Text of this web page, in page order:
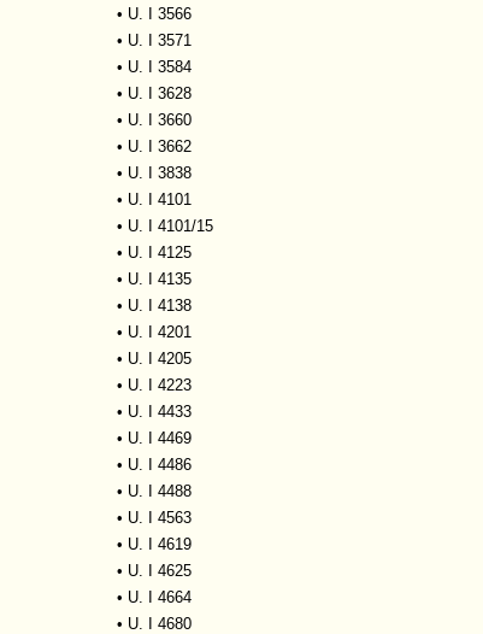
• U. I 3566
• U. I 3571
• U. I 3584
• U. I 3628
• U. I 3660
• U. I 3662
• U. I 3838
• U. I 4101
• U. I 4101/15
• U. I 4125
• U. I 4135
• U. I 4138
• U. I 4201
• U. I 4205
• U. I 4223
• U. I 4433
• U. I 4469
• U. I 4486
• U. I 4488
• U. I 4563
• U. I 4619
• U. I 4625
• U. I 4664
• U. I 4680